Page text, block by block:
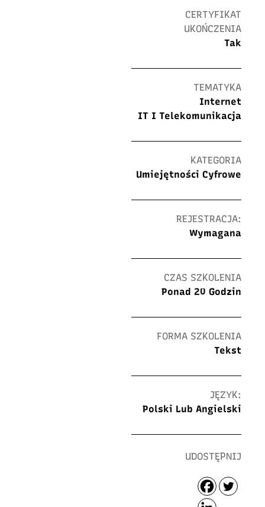
CERTYFIKAT
UKOŃCZENIA
Tak
TEMATYKA
Internet
IT I Telekomunikacja
KATEGORIA
Umiejętności Cyfrowe
REJESTRACJA:
Wymagana
CZAS SZKOLENIA
Ponad 20 Godzin
FORMA SZKOLENIA
Tekst
JĘZYK:
Polski Lub Angielski
UDOSTĘPNIJ